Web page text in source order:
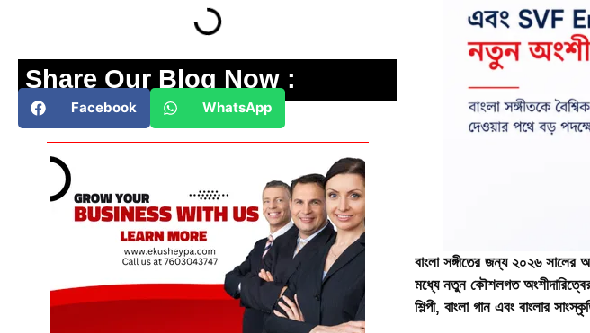
Share Our Blog Now :
Facebook WhatsApp
বাংলা সঙ্গীতের জন্য ২০২৬
মধ্যে নতুন কৌশলগত
শিল্পী, বাংলা গান এবং বাংলার